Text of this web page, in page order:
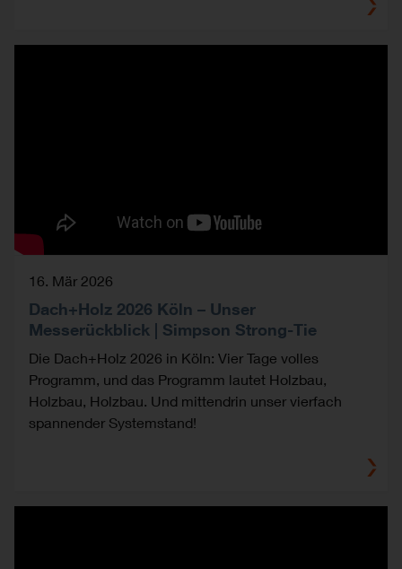
16. Mär 2026
Dach+Holz 2026 Köln – Unser
Messerückblick | Simpson Strong-Tie
Die Dach+Holz 2026 in Köln: Vier Tage volles
Programm, und das Programm lautet Holzbau,
Holzbau, Holzbau. Und mittendrin unser vierfach
spannender Systemstand!